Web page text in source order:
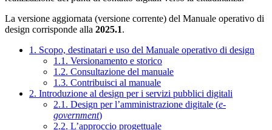
La versione aggiornata (versione corrente) del Manuale operativo di
design corrisponde alla 2025.1.
1. Scopo, destinatari e uso del Manuale operativo di design
1.1. Versionamento e storico
1.2. Consultazione del manuale
1.3. Contribuisci al manuale
2. Introduzione al design per i servizi pubblici digitali
2.1. Design per l’amministrazione digitale (e-
government)
2.2. L’approccio progettuale